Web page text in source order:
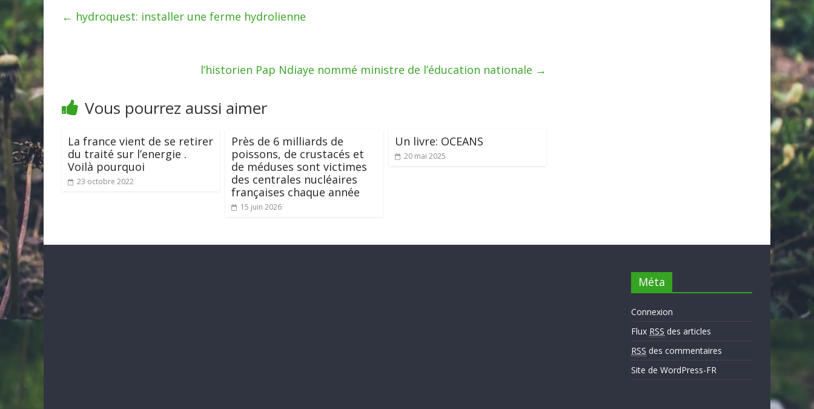
← hydroquest: installer une ferme hydrolienne
l’historien Pap Ndiaye nommé ministre de l’éducation nationale →
Vous pourrez aussi aimer
La france vient de se retirer
du traité sur l’energie .
Voilà pourquoi
23 octobre 2022
Près de 6 milliards de
poissons, de crustacés et
de méduses sont victimes
des centrales nucléaires
françaises chaque année
15 juin 2026
Un livre: OCEANS
20 mai 2025
Méta
Connexion
Flux RSS des articles
RSS des commentaires
Site de WordPress-FR